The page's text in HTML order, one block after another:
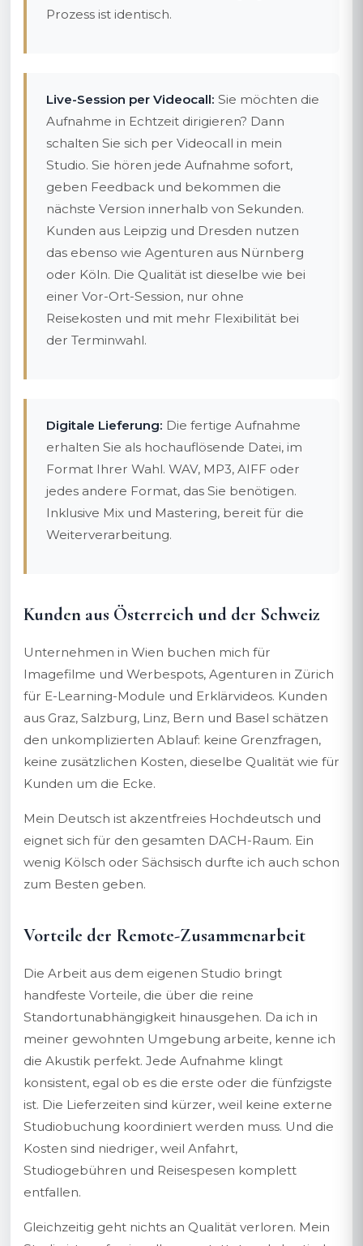
Prozess ist identisch.
Live-Session per Videocall: Sie möchten die
Aufnahme in Echtzeit dirigieren? Dann
schalten Sie sich per Videocall in mein
Studio. Sie hören jede Aufnahme sofort,
geben Feedback und bekommen die
nächste Version innerhalb von Sekunden.
Kunden aus Leipzig und Dresden nutzen
das ebenso wie Agenturen aus Nürnberg
oder Köln. Die Qualität ist dieselbe wie bei
einer Vor-Ort-Session, nur ohne
Reisekosten und mit mehr Flexibilität bei
der Terminwahl.
Digitale Lieferung: Die fertige Aufnahme
erhalten Sie als hochauflösende Datei, im
Format Ihrer Wahl. WAV, MP3, AIFF oder
jedes andere Format, das Sie benötigen.
Inklusive Mix und Mastering, bereit für die
Weiterverarbeitung.
Kunden aus Österreich und der Schweiz
Unternehmen in Wien buchen mich für
Imagefilme und Werbespots, Agenturen in Zürich
für E-Learning-Module und Erklärvideos. Kunden
aus Graz, Salzburg, Linz, Bern und Basel schätzen
den unkomplizierten Ablauf: keine Grenzfragen,
keine zusätzlichen Kosten, dieselbe Qualität wie für
Kunden um die Ecke.
Mein Deutsch ist akzentfreies Hochdeutsch und
eignet sich für den gesamten DACH-Raum. Ein
wenig Kölsch oder Sächsisch durfte ich auch schon
zum Besten geben.
Vorteile der Remote-Zusammenarbeit
Die Arbeit aus dem eigenen Studio bringt
handfeste Vorteile, die über die reine
Standortunabhängigkeit hinausgehen. Da ich in
meiner gewohnten Umgebung arbeite, kenne ich
die Akustik perfekt. Jede Aufnahme klingt
konsistent, egal ob es die erste oder die fünfzigste
ist. Die Lieferzeiten sind kürzer, weil keine externe
Studiobuchung koordiniert werden muss. Und die
Kosten sind niedriger, weil Anfahrt,
Studiogebühren und Reisespesen komplett
entfallen.
Gleichzeitig geht nichts an Qualität verloren. Mein